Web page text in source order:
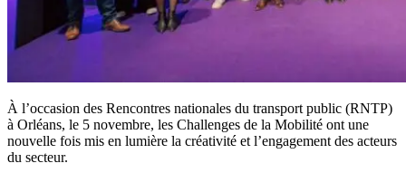
À l’occasion des Rencontres nationales du transport public (RNTP)
à Orléans, le 5 novembre, les Challenges de la Mobilité ont une
nouvelle fois mis en lumière la créativité et l’engagement des acteurs
du secteur.